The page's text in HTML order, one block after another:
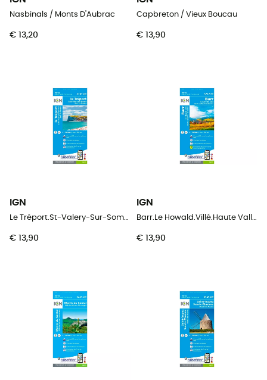
Nasbinals / Monts D'Aubrac
€ 13,20
Capbreton / Vieux Boucau
€ 13,90
IGN
Le Tréport.St-Valery-Sur-Somme.Baie De Somme
€ 13,90
IGN
Barr.Le Howald.Villé.Haute Vallée De La Bruche
€ 13,90